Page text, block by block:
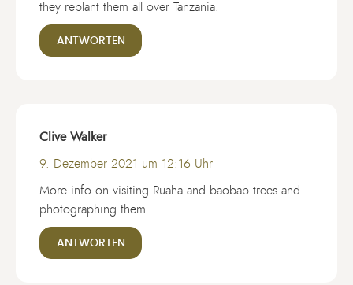
they replant them all over Tanzania.
ANTWORTEN
Clive Walker
9. Dezember 2021 um 12:16 Uhr
More info on visiting Ruaha and baobab trees and
photographing them
ANTWORTEN